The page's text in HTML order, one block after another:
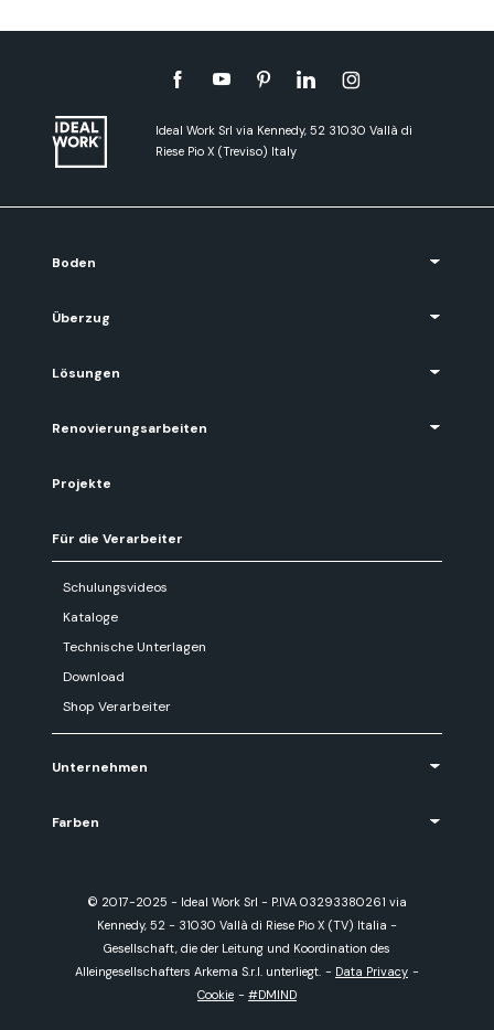
Ideal Work Srl via Kennedy, 52 31030 Vallà di
Riese Pio X (Treviso) Italy
Boden
Überzug
Lösungen
Renovierungsarbeiten
Projekte
Für die Verarbeiter
Schulungsvideos
Kataloge
Technische Unterlagen
Download
Shop Verarbeiter
Unternehmen
Farben
© 2017-2025 - Ideal Work Srl - P.IVA 03293380261 via
Kennedy, 52 - 31030 Vallà di Riese Pio X (TV) Italia -
Gesellschaft, die der Leitung und Koordination des
Alleingesellschafters Arkema S.r.l. unterliegt. - Data Privacy -
Cookie - #DMIND